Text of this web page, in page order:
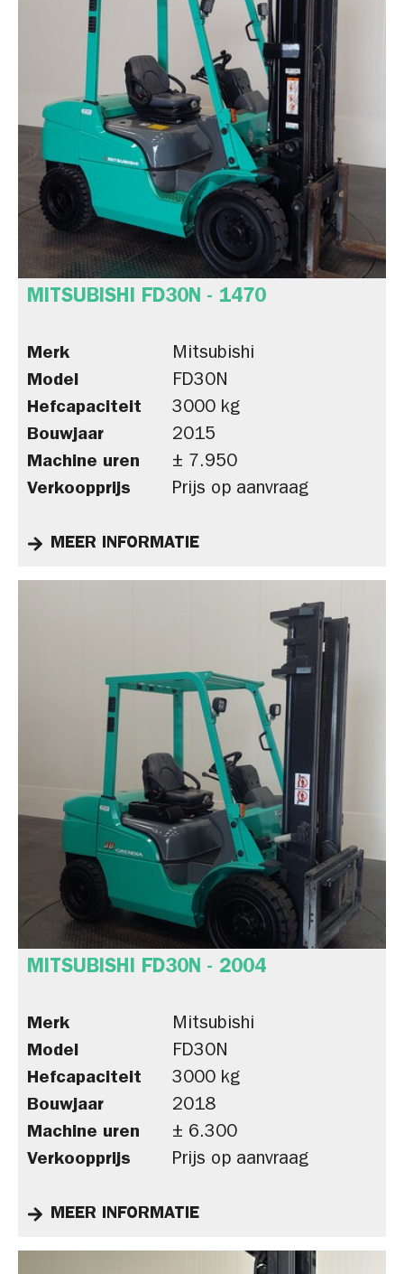
MITSUBISHI FD30N - 1470
Merk
Mitsubishi
Model
FD30N
Hefcapaciteit
3000 kg
Bouwjaar
2015
Machine uren
± 7.950
Verkoopprijs
Prijs op aanvraag
MEER INFORMATIE
MITSUBISHI FD30N - 2004
Merk
Mitsubishi
Model
FD30N
Hefcapaciteit
3000 kg
Bouwjaar
2018
Machine uren
± 6.300
Verkoopprijs
Prijs op aanvraag
MEER INFORMATIE